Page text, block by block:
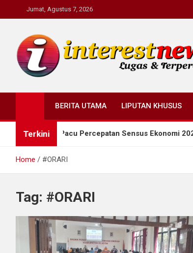
to
Jumat, Agustus 7, 2026
Interestnews.or.id
BERITA UTAMA LIPUTAN KHUSUS
Terkini
Taj Yasin Pacu Percepatan Sensus Ekonomi 2026
Home #ORARI
Tag: #ORARI